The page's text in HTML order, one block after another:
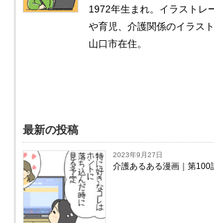
1972年生まれ。イラストレ
や育児、介護関係のイラス
山口市在住。
最新の投稿
2023年9月27日
介護あるある漫画｜第